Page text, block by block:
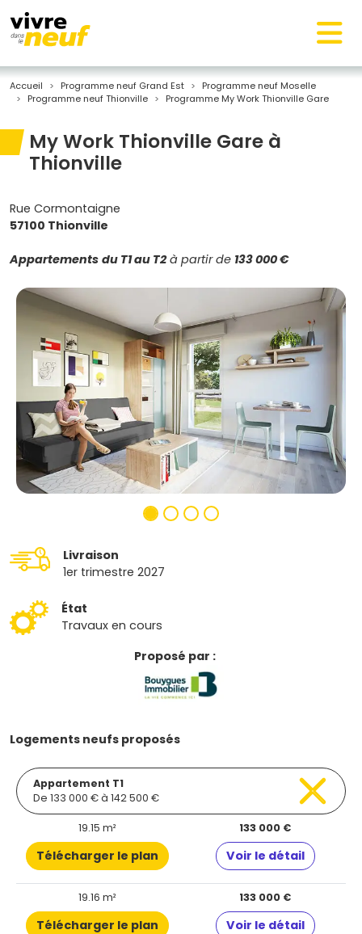
Accueil Programme neuf Grand Est
Programme neuf Moselle
Programme neuf Thionville
Programme My Work Thionville Gare
My Work Thionville Gare à
Thionville
Rue Cormontaigne
57100 Thionville
Appartements du T1 au T2 à partir de 133 000 €
Livraison
1er trimestre 2027
État
Travaux en cours
Proposé par :
Logements neufs proposés
Appartement T1
De 133 000 € à 142 500 €
19.15 m² 133 000 €
Télécharger le plan Voir le détail
19.16 m² 133 000 €
Télécharger le plan Voir le détail